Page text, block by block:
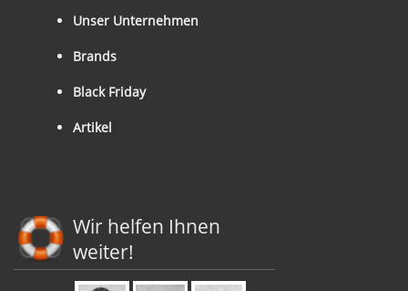
Unser Unternehmen
Brands
Black Friday
Artikel
Wir helfen Ihnen
weiter!